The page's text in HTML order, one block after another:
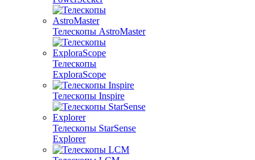
Телескопы AstroMaster
Телескопы
ExploraScope
Телескопы Inspire
Телескопы StarSense
Explorer